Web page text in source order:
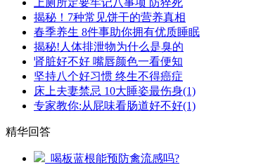
揭秘！7种常见饼干的营养真相
春季养生 8件事助你拥有优质睡眠
揭秘!人体排泄物为什么是臭的
肾脏好不好 嘴唇颜色一看便知
坚持八个好习惯 终生不得癌症
床上夫妻禁忌 10大睡姿最伤身(1)
专家教你:从屁味看肠道好不好(1)
精华回答
喝板蓝根能预防禽流感吗?